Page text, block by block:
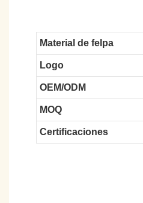
Material de felpa
Logo
OEM/ODM
MOQ
Certificaciones